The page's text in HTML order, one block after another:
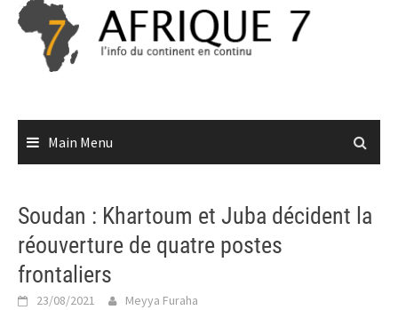
Skip
content
Main Menu
Soudan : Khartoum et Juba décident la
réouverture de quatre postes
frontaliers
23/08/2021 Meyya Furaha